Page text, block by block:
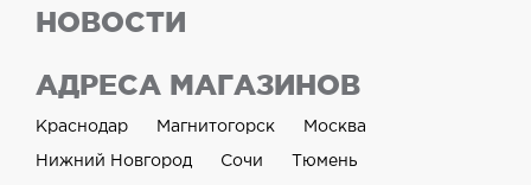
НОВОСТИ
АДРЕСА МАГАЗИНОВ
Краснодар Магнитогорск Москва
Нижний Новгород Сочи Тюмень